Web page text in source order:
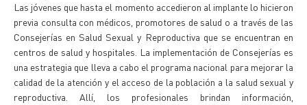
Las jóvenes que hasta el momento accedieron al implante lo hicieron
previa consulta con médicos, promotores de salud o a través de las
Consejerías en Salud Sexual y Reproductiva que se encuentran en
centros de salud y hospitales. La implementación de Consejerías es
una estrategia que lleva a cabo el programa nacional para mejorar la
calidad de la atención y el acceso de la población a la salud sexual y
reproductiva. Allí, los profesionales brindan información,